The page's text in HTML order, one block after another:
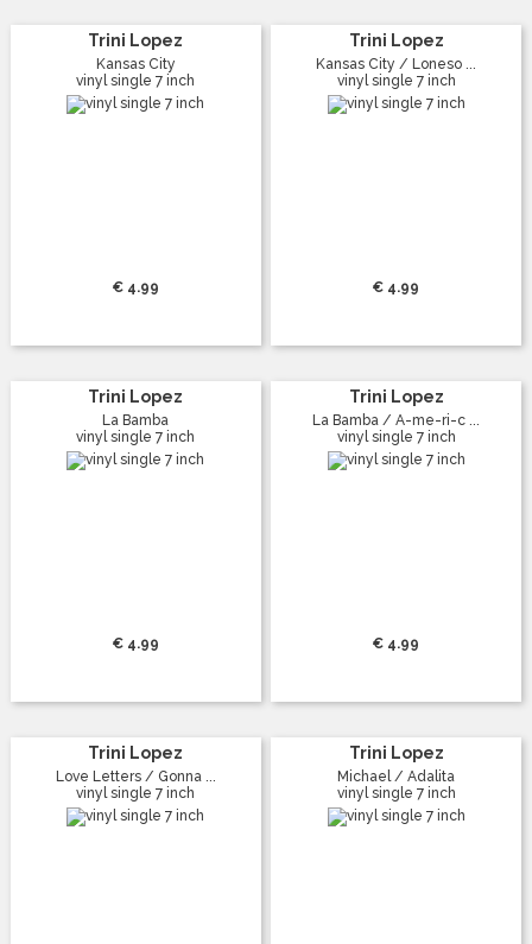
Trini Lopez
Kansas City
vinyl single 7 inch
€ 4.99
Trini Lopez
Kansas City / Loneso ...
vinyl single 7 inch
€ 4.99
Trini Lopez
La Bamba
vinyl single 7 inch
€ 4.99
Trini Lopez
La Bamba / A-me-ri-c ...
vinyl single 7 inch
€ 4.99
Trini Lopez
Love Letters / Gonna ...
vinyl single 7 inch
Trini Lopez
Michael / Adalita
vinyl single 7 inch